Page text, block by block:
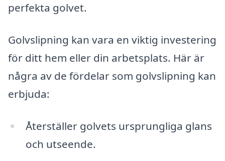
perfekta golvet.
Golvslipning kan vara en viktig investering
för ditt hem eller din arbetsplats. Här är
några av de fördelar som golvslipning kan
erbjuda:
Återställer golvets ursprungliga glans
och utseende.